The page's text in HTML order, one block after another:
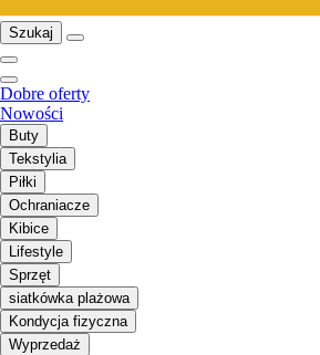
Szukaj
Dobre oferty
Nowości
Buty
Tekstylia
Piłki
Ochraniacze
Kibice
Lifestyle
Sprzęt
siatkówka plażowa
Kondycja fizyczna
Wyprzedaż